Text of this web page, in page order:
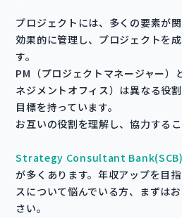
プロジェクトには、多くの要素が
効果的に管理し、プロジェクトを
す。
PM（プロジェクトマネージャー）
ネジメントオフィス）は異なる役
目標を持っています。
お互いの役割を理解し、協力するこ
Strategy Consultant Bank(SCB)
が多くあります。年収アップを目
スについて悩んでいる方、まずは
さい。